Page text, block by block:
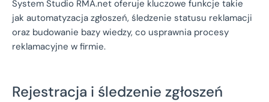
System Studio RMA.net oferuje kluczowe funkcje takie
jak automatyzacja zgłoszeń, śledzenie statusu reklamacji
oraz budowanie bazy wiedzy, co usprawnia procesy
reklamacyjne w firmie.
Rejestracja i śledzenie zgłoszeń